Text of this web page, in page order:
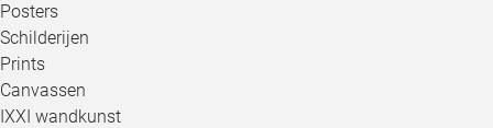
Posters
Schilderijen
Prints
Canvassen
IXXI wandkunst